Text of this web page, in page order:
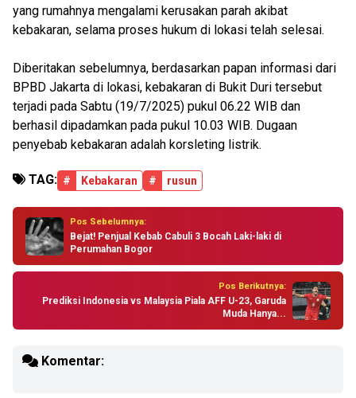
yang rumahnya mengalami kerusakan parah akibat
kebakaran, selama proses hukum di lokasi telah selesai.
Diberitakan sebelumnya, berdasarkan papan informasi dari
BPBD Jakarta di lokasi, kebakaran di Bukit Duri tersebut
terjadi pada Sabtu (19/7/2025) pukul 06.22 WIB dan
berhasil dipadamkan pada pukul 10.03 WIB. Dugaan
penyebab kebakaran adalah korsleting listrik.
TAG: # Kebakaran # rusun
Pos Sebelumnya:
Bejat! Penjual Kebab Cabuli 3 Bocah Laki-laki di
Perumahan Bogor
Pos Berikutnya:
Prediksi Indonesia vs Malaysia Piala AFF U-23, Garuda
Muda Hanya...
Komentar: